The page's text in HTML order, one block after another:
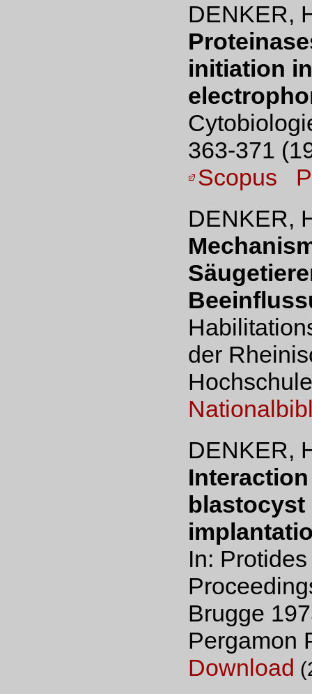
DENKER,
initiation
363-371
Scopus
DENKER,
der
DENKER,
blastocyst
In:
Brugge
Pergamon
Download